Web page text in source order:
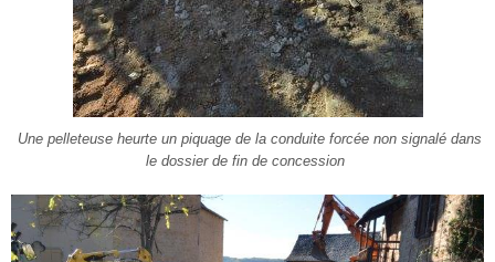
Une pelleteuse heurte un piquage de la conduite forcée non signalé dans
le dossier de fin de concession